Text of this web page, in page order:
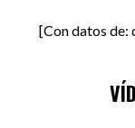
[Con datos de: